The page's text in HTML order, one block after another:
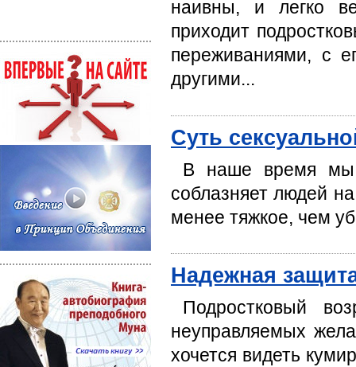
наивны, и легко
приходит
переживаниями, с
другими...
Суть
В наше время мы
соблазняет людей
менее тяжкое, чем
Надежная
Подростковый
неуправляемых
хочется видеть